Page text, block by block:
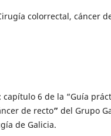
colorrectal, cáncer
capítulo 6 de la “Guía
de recto” del Grupo
de Galicia.